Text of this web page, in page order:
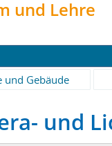
und Lehre
und Gebäude
und